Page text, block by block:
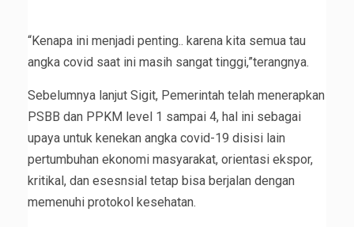
“Kenapa ini menjadi penting.. karena kita semua tau
angka covid saat ini masih sangat tinggi,”terangnya.
Sebelumnya lanjut Sigit, Pemerintah telah menerapkan
PSBB dan PPKM level 1 sampai 4, hal ini sebagai
upaya untuk kenekan angka covid-19 disisi lain
pertumbuhan ekonomi masyarakat, orientasi ekspor,
kritikal, dan esesnsial tetap bisa berjalan dengan
memenuhi protokol kesehatan.